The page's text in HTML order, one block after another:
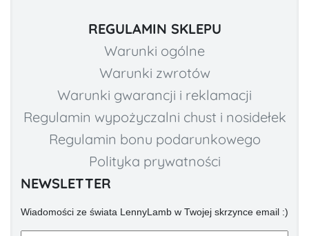
REGULAMIN SKLEPU
Warunki ogólne
Warunki zwrotów
Warunki gwarancji i reklamacji
Regulamin wypożyczalni chust i nosidełek
Regulamin bonu podarunkowego
Polityka prywatności
NEWSLETTER
Wiadomości ze świata LennyLamb w Twojej skrzynce email :)